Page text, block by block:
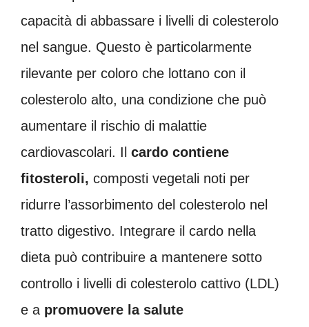
capacità di abbassare i livelli di colesterolo
nel sangue. Questo è particolarmente
rilevante per coloro che lottano con il
colesterolo alto, una condizione che può
aumentare il rischio di malattie
cardiovascolari. Il cardo contiene
fitosteroli, composti vegetali noti per
ridurre l’assorbimento del colesterolo nel
tratto digestivo. Integrare il cardo nella
dieta può contribuire a mantenere sotto
controllo i livelli di colesterolo cattivo (LDL)
e a promuovere la salute